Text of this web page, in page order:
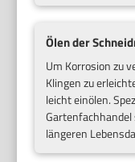
Ölen der
Um Korrosion zu
Klingen zu
leicht einölen.
Gartenfachhandel
längeren